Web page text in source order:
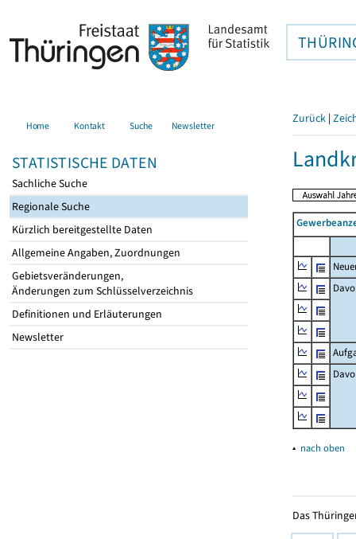
Home Kontakt Suche Newsletter
STATISTISCHE DATEN
Sachliche Suche
Regionale Suche
Kürzlich bereitgestellte Daten
Allgemeine Angaben, Zuordnungen
Gebietsveränderungen,
Änderungen zum Schlüsselverzeichnis
Definitionen und Erläuterungen
Newsletter
Zurück |
▴ nach oben
Das